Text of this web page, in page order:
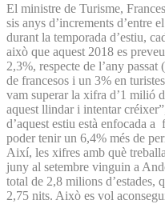
El ministre de Turisme,
sis anys d’increments d’entre
durant la temporada d’estiu,
això que aquest 2018 es
2,3%, respecte de l’any
de francesos i un 3% en
vam superar la xifra d’1 milió
aquest llindar i intentar
d’aquest estiu està enfocada a
poder tenir un 6,4% més de
Així, les xifres amb què
juny al setembre vinguin a
total de 2,8 milions d’estades,
2,75 nits. Això es vol